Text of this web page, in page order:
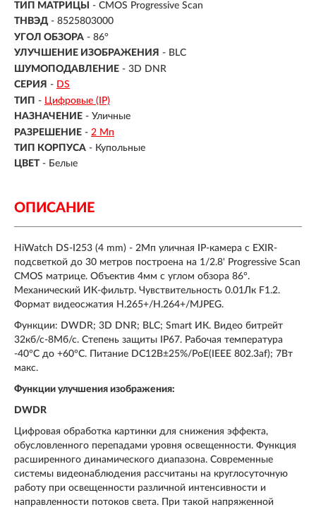
ТИП МАТРИЦЫ
- CMOS Progressive Scan
ТНВЭД - 8525803000
УГОЛ ОБЗОРА - 86°
УЛУЧШЕНИЕ ИЗОБРАЖЕНИЯ - BLC
ШУМОПОДАВЛЕНИЕ - 3D DNR
СЕРИЯ - DS
ТИП - Цифровые (IP)
НАЗНАЧЕНИЕ - Уличные
РАЗРЕШЕНИЕ - 2 Мп
ТИП КОРПУСА - Купольные
ЦВЕТ - Белые
ОПИСАНИЕ
HiWatch DS-I253 (4 mm) - 2Мп уличная IP-камера с EXIR-
подсветкой до 30 метров построена на 1/2.8' Progressive Scan
CMOS матрице. Объектив 4мм с углом обзора 86°.
Механический ИК-фильтр. Чувствительность 0.01Лк F1.2.
Формат видеосжатия H.265+/H.264+/MJPEG.
Функции: DWDR; 3D DNR; BLC; Smart ИК. Видео битрейт
32кб/с-8Мб/с. Степень защиты IP67. Рабочая температура
-40°C до +60°C. Питание DC12В±25%/PoE(IEEE 802.3af); 7Вт
макс.
Функции улучшения изображения:
DWDR
Цифровая обработка картинки для снижения эффекта,
обусловленного перепадами уровня освещенности. Функция
расширенного динамического диапазона. Современные
системы видеонаблюдения рассчитаны на круглосуточную
работу при освещенности различной интенсивности и
направленности потоков света. При такой напряженной